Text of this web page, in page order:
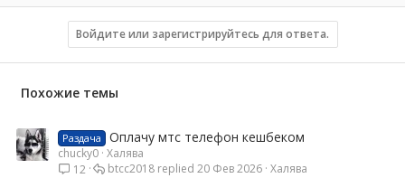
Войдите или зарегистрируйтесь для ответа.
Похожие темы
Раздача Оплачу мтс телефон кешбеком
chucky0 Халява
12
Халява
20 Фев 2026
btcc2018